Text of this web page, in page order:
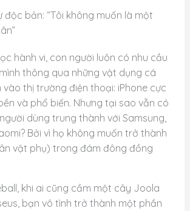
độc bản: “Tôi không muốn là một
hành vi, con người luôn có nhu cầu
thông qua những vật dụng cá
vào thị trường điện thoại: iPhone cực
và phổ biến. Nhưng tại sao vẫn có
dùng trung thành với Samsung,
Bởi vì họ không muốn trở thành
vật phụ) trong đám đông đồng
khi ai cũng cầm một cây Joola
bạn vô tình trở thành một phần